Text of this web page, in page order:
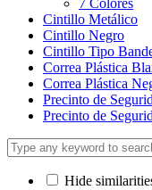
7 Colores
Cintillo Metálico
Cintillo Negro
Cintillo Tipo
Correa Plástica
Correa Plástica
Precinto de
Precinto de
Hide